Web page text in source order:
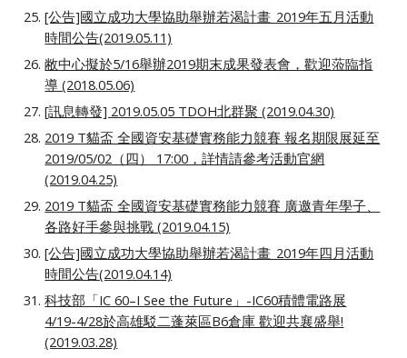
[公告]國立成功大學協助舉辦若渴計畫_2019年五月活動
時間公告(2019.05.11)
敝中心擬於5/16舉辦2019期末成果發表會，歡迎蒞臨指
導 (2018.05.06)
[訊息轉發] 2019.05.05 TDOH北群聚 (2019.04.30)
2019 T貓盃 全國資安基礎實務能力競賽 報名期限展延至
2019/05/02（四） 17:00，詳情請參考活動官網
(2019.04.25)
2019 T貓盃 全國資安基礎實務能力競賽 廣邀青年學子、
各路好手參與挑戰 (2019.04.15)
[公告]國立成功大學協助舉辦若渴計畫_2019年四月活動
時間公告(2019.04.14)
科技部「IC 60–I See the Future」-IC60積體電路展
4/19-4/28於高雄駁二蓬萊區B6倉庫 歡迎共襄盛舉!
(2019.03.28)